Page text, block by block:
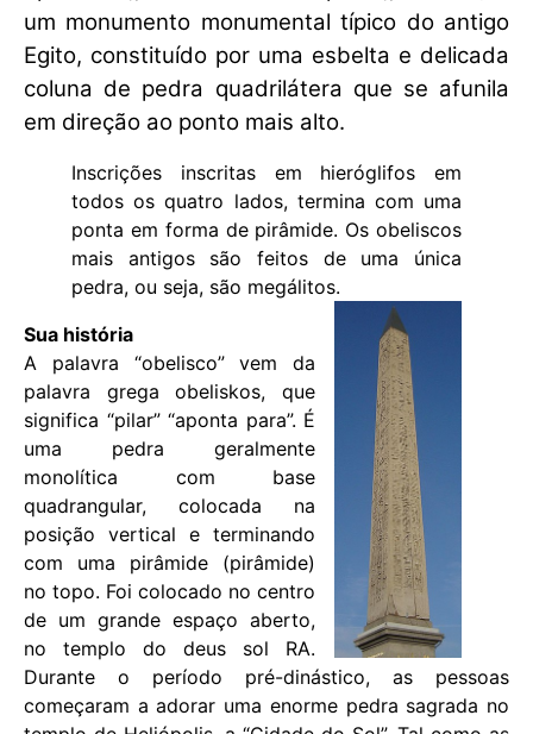
um monumento monumental típico do antigo
Egito, constituído por uma esbelta e delicada
coluna de pedra quadrilátera que se afunila
em direção ao ponto mais alto.
Inscrições inscritas em hieróglifos em
todos os quatro lados, termina com uma
ponta em forma de pirâmide. Os obeliscos
mais antigos são feitos de uma única
pedra, ou seja, são megálitos.
Sua história
A palavra “obelisco” vem da
palavra grega obeliskos, que
significa “pilar” “aponta para”. É
uma pedra geralmente
monolítica com base
quadrangular, colocada na
posição vertical e terminando
com uma pirâmide (pirâmide)
no topo. Foi colocado no centro
de um grande espaço aberto,
no templo do deus sol RA.
Durante o período pré-dinástico, as pessoas
começaram a adorar uma enorme pedra sagrada no